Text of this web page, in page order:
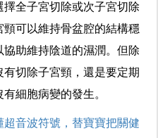
全子宮切除或次子宮切除
頸可以維持骨盆腔的結構穩
助維持陰道的濕潤。但除
切除子宮頸，還是要定期
細胞病變的發生。
超音波符號，替寶寶把關健